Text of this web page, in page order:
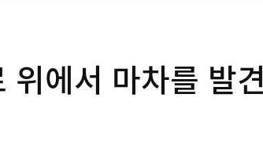
에서 마차를 발